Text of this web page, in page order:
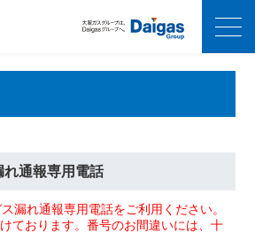
れ通報専用電話
漏れ通報専用電話をご利用ください。
ております。番号のお間違いには、十